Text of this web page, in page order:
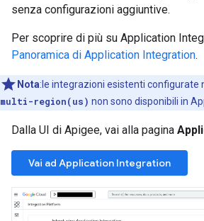
senza configurazioni aggiuntive.
Per scoprire di più su Application
Panoramica di Application Integration.
Nota:le integrazioni esistenti configurate
multi-region(us) non sono disponibili in
Dalla UI di Apigee, vai alla pagina
Vai ad Application Integration